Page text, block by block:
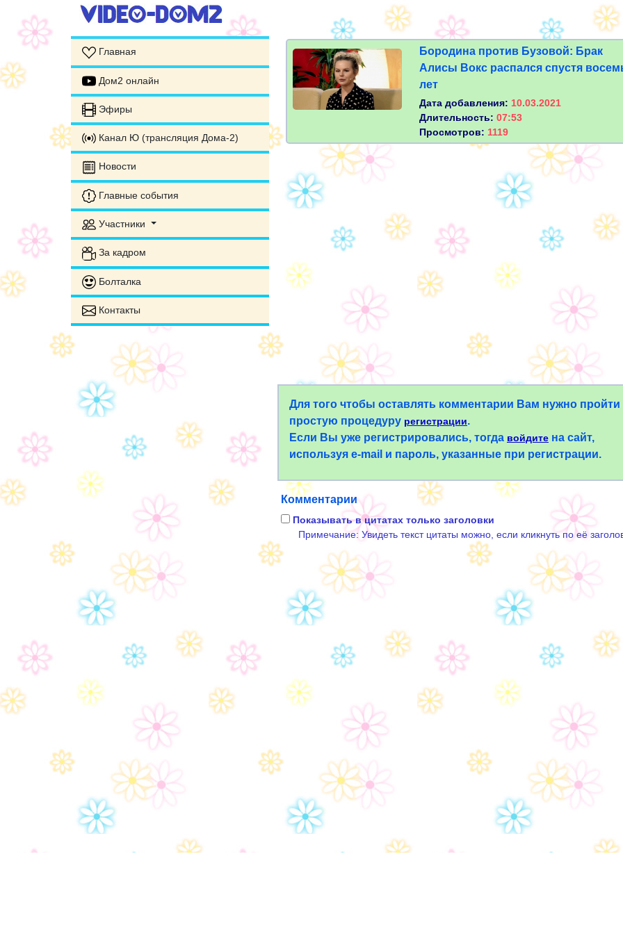
Главная
Дом2 онлайн
Эфиры
Канал Ю (трансляция Дома-2)
Новости
Главные события
Участники
За кадром
Болталка
Контакты
Бородина против Бузовой: Брак
Алисы Вокс распался спустя
лет
Дата добавления: 10.03.2021
Длительность: 07:53
Просмотров: 1119
Для того чтобы оставлять комментарии Вам нужно пройти
простую процедуру регистрации.
Если Вы уже регистрировались, тогда войдите на сайт,
используя e-mail и пароль, указанные при регистрации.
Комментарии
Показывать в цитатах только заголовки
Примечание: Увидеть текст цитаты можно, если кликнуть по её